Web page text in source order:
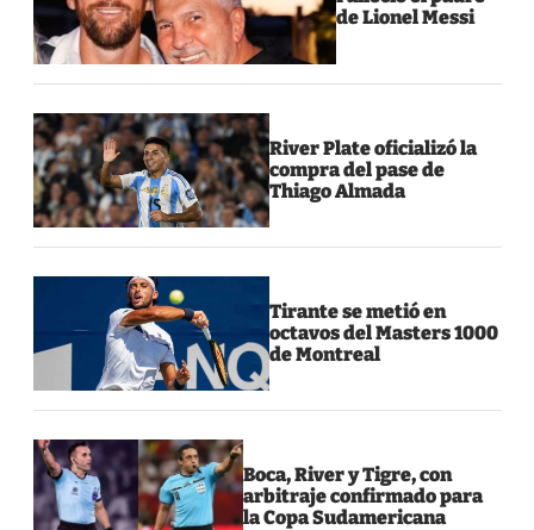
de Lionel Messi
River Plate oficializó la
compra del pase de
Thiago Almada
Tirante se metió en
octavos del Masters 1000
de Montreal
Boca, River y Tigre, con
arbitraje confirmado para
la Copa Sudamericana